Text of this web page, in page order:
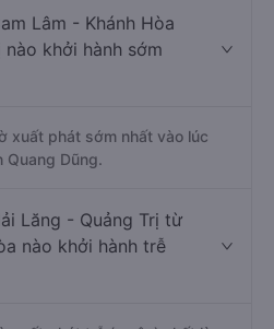
Lâm - Khánh Hòa
khởi hành sớm
xuất phát sớm nhất vào lúc
Quang Dũng.
Lăng - Quảng Trị từ
nào khởi hành trễ